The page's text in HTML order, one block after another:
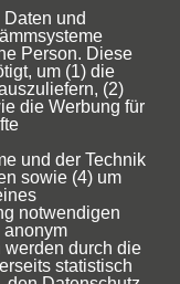
und
Person. Diese
um (1) die
(2)
die Werbung für
und der Technik
sowie (4) um
notwendigen
anonym
werden durch die
statistisch